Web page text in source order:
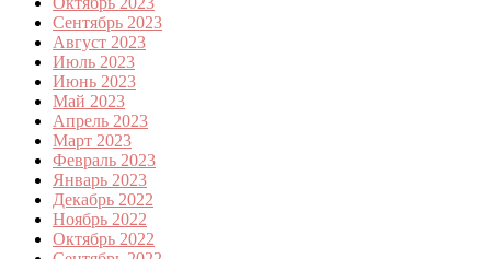
Сентябрь 2023
Август 2023
Июль 2023
Июнь 2023
Май 2023
Апрель 2023
Март 2023
Февраль 2023
Январь 2023
Декабрь 2022
Ноябрь 2022
Октябрь 2022